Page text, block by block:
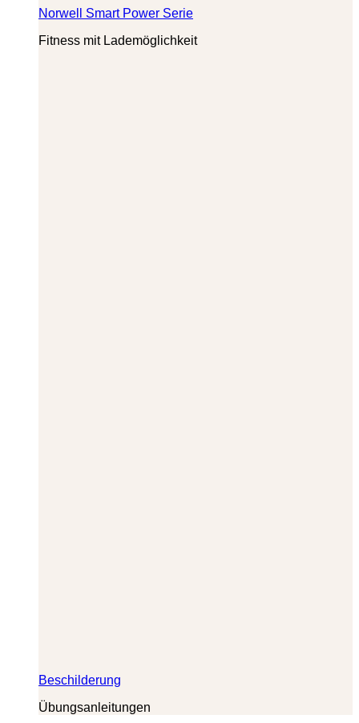
Norwell Smart Power Serie
Fitness mit Lademöglichkeit
Beschilderung
Übungsanleitungen